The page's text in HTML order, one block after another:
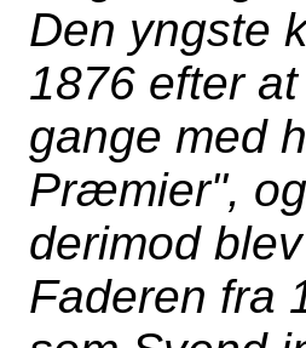
Den yngste
1876 efter
gange med
Præmier",
derimod
Faderen fra